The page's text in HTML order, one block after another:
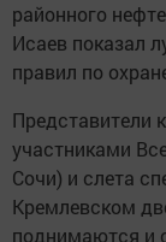
районного
Исаев показал
правил по
Представители
участниками
Сочи) и слета
Кремлевском
поднимаются и